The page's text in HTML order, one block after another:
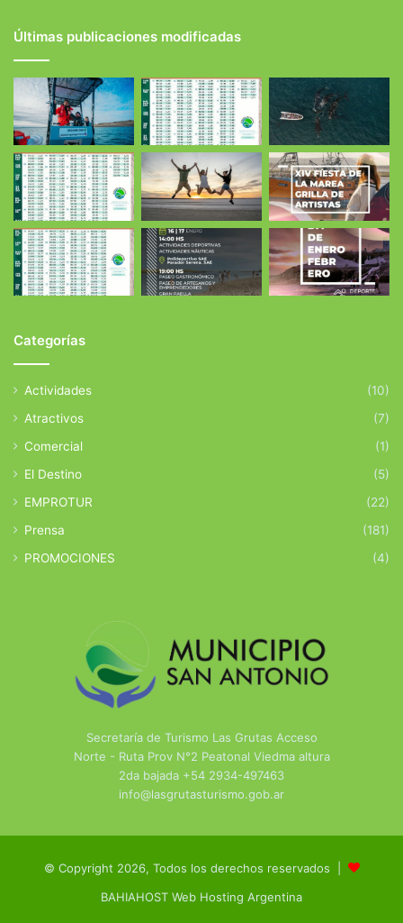
Últimas publicaciones modificadas
Categorías
Actividades
(10)
Atractivos
(7)
Comercial
(1)
El Destino
(5)
EMPROTUR
(22)
Prensa
(181)
PROMOCIONES
(4)
Secretaría de Turismo Las Grutas Acceso
Norte - Ruta Prov N°2 Peatonal Viedma altura
2da bajada +54 2934-497463
info@lasgrutasturismo.gob.ar
© Copyright 2026, Todos los derechos reservados |
BAHIAHOST Web Hosting Argentina